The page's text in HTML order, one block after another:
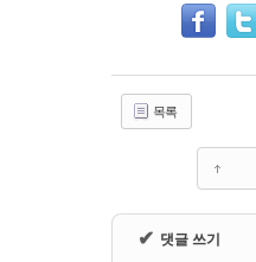
목록
✔ 댓글 쓰기